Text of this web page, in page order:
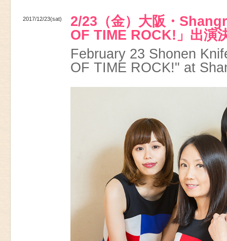
2017/12/23(sat)
2/23（金）大阪・
OF TIME ROCK!」出演
February 23 Shonen
OF TIME ROCK!" at